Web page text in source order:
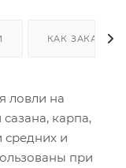
КАК ЗАКАЗАТЬ
ловли на
карпа,
средних и
при